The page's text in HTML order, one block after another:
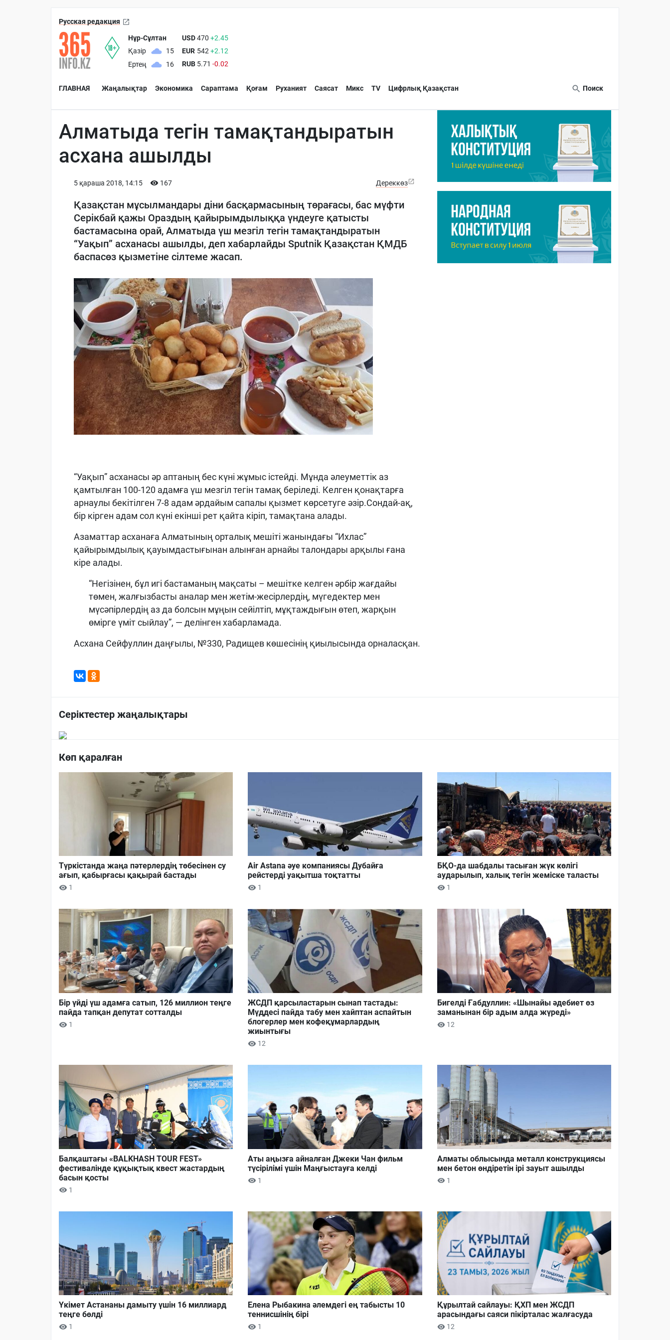
Русская редакция
Нұр-Сұлтан
Қазір
15
Ертең
16
USD470 +2.45
EUR 542 +2.12
RUB 5.71 -0.02
ГЛАВНАЯ Жаңалықтар Экономика Сараптама Қоғам Руханият Саясат Микс TV Цифрлық Қазақстан Поиск
Алматыда тегін тамақтандыратын
асхана ашылды
5 қараша 2018, 14:15 167 Дереккөз
Қазақстан мұсылмандары діни басқармасының төрағасы, бас мүфти
Серікбай қажы Ораздың қайырымдылыққа үндеуге қатысты
бастамасына орай, Алматыда үш мезгіл тегін тамақтандыратын
“Уақып” асханасы ашылды, деп хабарлайды Sputnik Қазақстан ҚМДБ
баспасөз қызметіне сілтеме жасап.
“Уақып” асханасы әр аптаның бес күні жұмыс істейді. Мұнда әлеуметтік аз
қамтылған 100-120 адамға үш мезгіл тегін тамақ беріледі. Келген қонақтарға
арнаулы бекітілген 7-8 адам әрдайым сапалы қызмет көрсетуге әзір.Сондай-ақ,
бір кірген адам сол күні екінші рет қайта кіріп, тамақтана алады.
Азаматтар асханаға Алматының орталық мешіті жанындағы “Ихлас”
қайырымдылық қауымдастығынан алынған арнайы талондары арқылы ғана
кіре алады.
“Негізінен, бұл игі бастаманың мақсаты – мешітке келген әрбір жағдайы
төмен, жалғызбасты аналар мен жетім-жесірлердің, мүгедектер мен
мүсәпірлердің аз да болсын мұңын сейілтіп, мұқтаждығын өтеп, жарқын
өмірге үміт сыйлау”, — делінген хабарламада.
Асхана Сейфуллин даңғылы, №330, Радищев көшесінің қиылысында орналасқан.
Серіктестер жаңалықтары
Көп қаралған
Түркістанда жаңа пәтерлердің төбесінен су
ағып, қабырғасы қақырай бастады
1
Air Astana әуе компаниясы Дубайға
рейстерді уақытша тоқтатты
1
БҚО-да шабдалы тасыған жүк көлігі
аударылып, халық тегін жеміске таласты
1
Бір үйді үш адамға сатып, 126 миллион теңге
пайда тапқан депутат сотталды
1
ЖСДП қарсыластарын сынап тастады:
Мүддесі пайда табу мен хайптан аспайтын
блогерлер мен кофеқұмарлардың
жиынтығы
12
Бигелді Ғабдуллин: «Шынайы әдебиет өз
заманынан бір адым алда жүреді»
12
Балқаштағы «BALKHASH TOUR FEST»
фестивалінде құқықтық квест жастардың
басын қосты
1
Аты аңызға айналған Джеки Чан фильм
түсірілімі үшін Маңғыстауға келді
1
Алматы облысында металл конструкциясы
мен бетон өндіретін ірі зауыт ашылды
1
Үкімет Астананы дамыту үшін 16 миллиард
теңге бөлді
1
Елена Рыбакина әлемдегі ең табысты 10
теннисшінің бірі
1
Құрылтай сайлауы: ҚХП мен ЖСДП
арасындағы саяси пікірталас жалғасуда
12